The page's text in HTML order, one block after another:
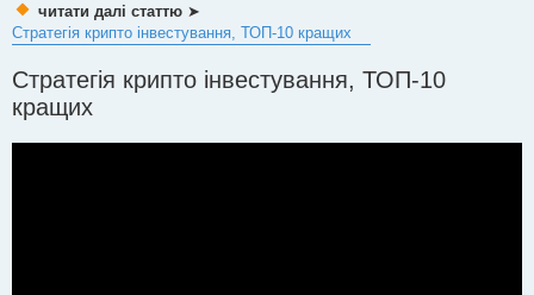
читати далі статтю ➤
Стратегія крипто інвестування, ТОП-10 кращих
Стратегія крипто інвестування, ТОП-10
кращих